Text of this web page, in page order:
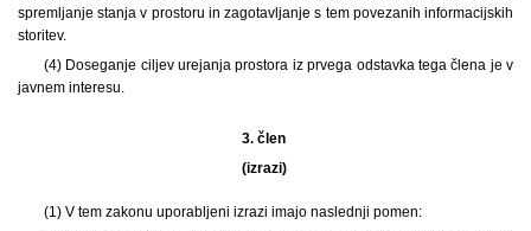
spremljanje stanja v prostoru in zagotavljanje s tem povezanih informacijskih
storitev.
(4) Doseganje ciljev urejanja prostora iz prvega odstavka tega člena je v
javnem interesu.
3. člen
(izrazi)
(1) V tem zakonu uporabljeni izrazi imajo naslednji pomen: